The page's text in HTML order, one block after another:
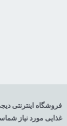
فروشگاه اینترنتی
غذایی مورد نیاز